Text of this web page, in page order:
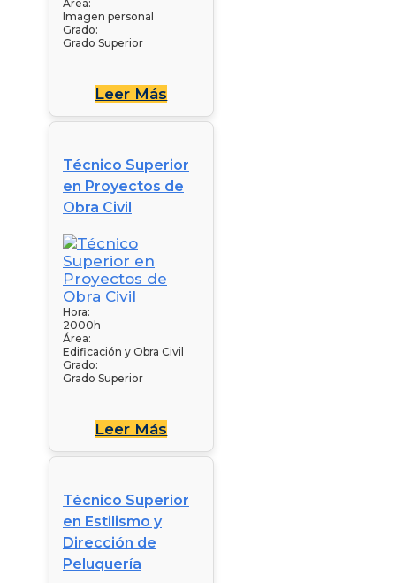
Área:
Imagen personal
Grado:
Grado Superior
Leer Más
Técnico Superior
en Proyectos de
Obra Civil
Hora:
2000h
Área:
Edificación y Obra Civil
Grado:
Grado Superior
Leer Más
Técnico Superior
en Estilismo y
Dirección de
Peluquería